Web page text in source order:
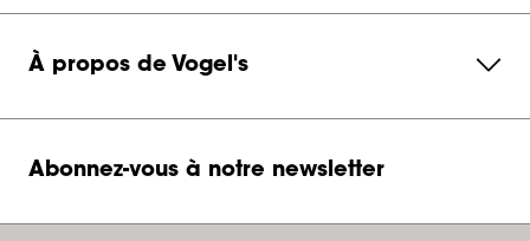
À propos de Vogel's
Abonnez-vous à notre newsletter